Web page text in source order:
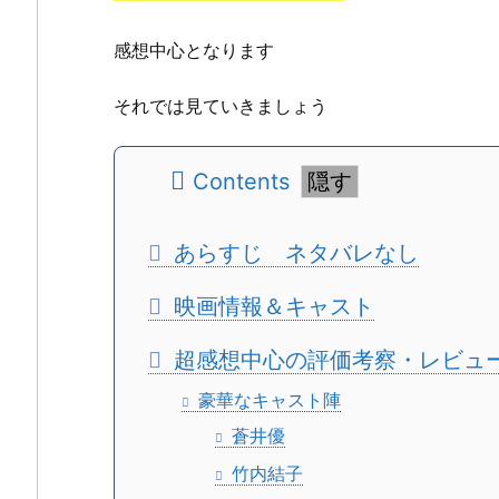
感想中心となります
それでは見ていきましょう
Contents
あらすじ ネタバレなし
映画情報＆キャスト
超感想中心の評価考察・レビュ
豪華なキャスト陣
蒼井優
竹内結子